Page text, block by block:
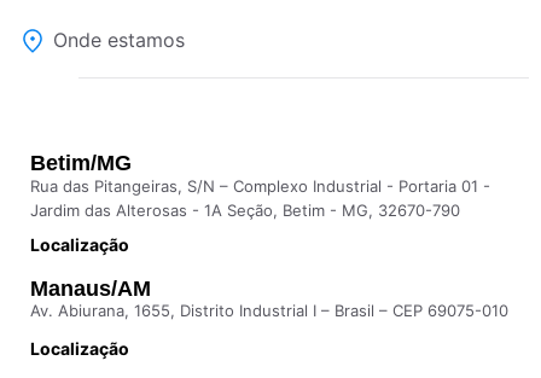
Onde estamos
Betim/MG
Rua das Pitangeiras, S/N – Complexo Industrial - Portaria 01 -
Jardim das Alterosas - 1A Seção, Betim - MG, 32670-790
Localização
Manaus/AM
Av. Abiurana, 1655, Distrito Industrial I – Brasil – CEP 69075-010
Localização